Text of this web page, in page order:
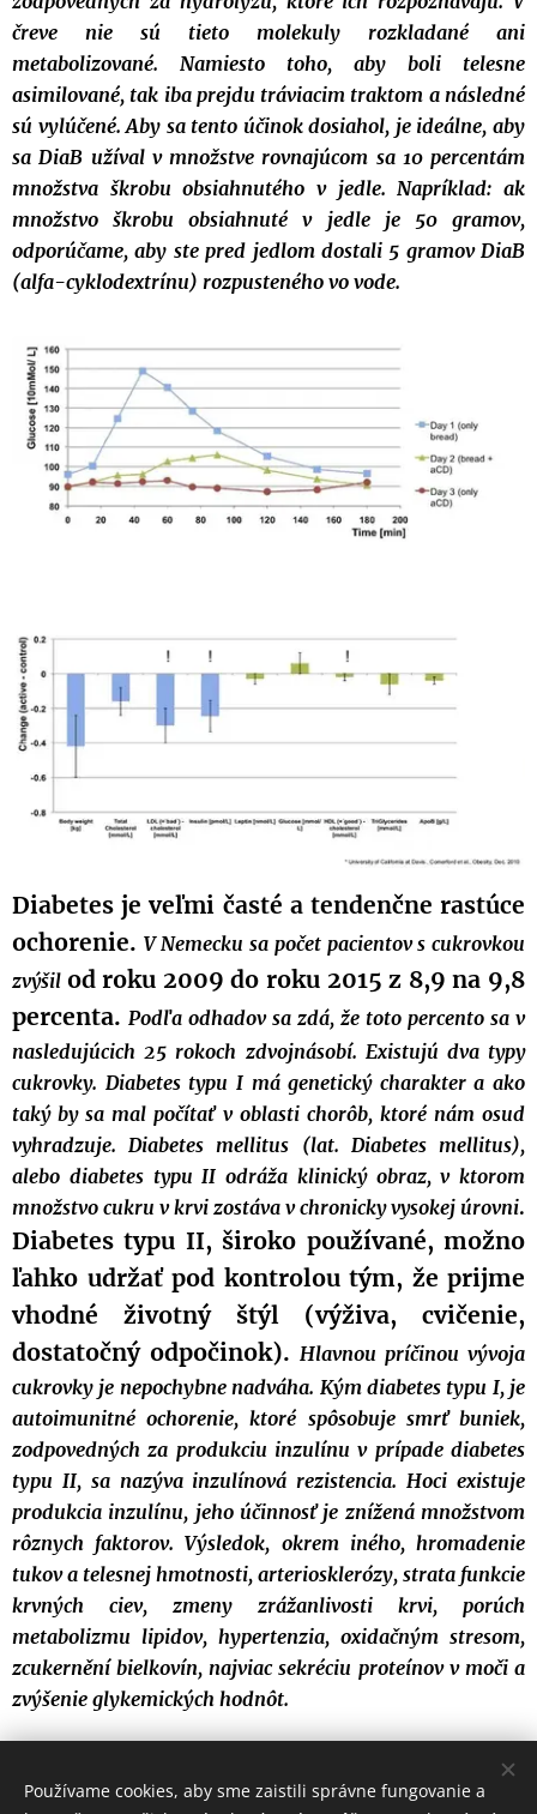
čreve nie sú tieto molekuly rozkladané ani
metabolizované. Namiesto toho, aby boli telesne
asimilované, tak iba prejdu tráviacim traktom a následné
sú vylúčené. Aby sa tento účinok dosiahol, je ideálne, aby
sa DiaB užíval v množstve rovnajúcom sa 10 percentám
množstva škrobu obsiahnutého v jedle. Napríklad: ak
množstvo škrobu obsiahnuté v jedle je 50 gramov,
odporúčame, aby ste pred jedlom dostali 5 gramov DiaB
(alfa-cyklodextrínu) rozpusteného vo vode.
Diabetes je veľmi časté a tendenčne rastúce
ochorenie. V Nemecku sa počet pacientov s cukrovkou
zvýšil od roku 2009 do roku 2015 z 8,9 na 9,8
percenta. Podľa odhadov sa zdá, že toto percento sa v
nasledujúcich 25 rokoch zdvojnásobí. Existujú dva typy
cukrovky. Diabetes typu I má genetický charakter a ako
taký by sa mal počítať v oblasti chorôb, ktoré nám osud
vyhradzuje. Diabetes mellitus (lat. Diabetes mellitus),
alebo diabetes typu II odráža klinický obraz, v ktorom
množstvo cukru v krvi zostáva v chronicky vysokej úrovni.
Diabetes typu II, široko používané, možno
ľahko udržať pod kontrolou tým, že prijme
vhodné životný štýl (výživa, cvičenie,
dostatočný odpočinok). Hlavnou príčinou vývoja
cukrovky je nepochybne nadváha. Kým diabetes typu I, je
autoimunitné ochorenie, ktoré spôsobuje smrť buniek,
zodpovedných za produkciu inzulínu v prípade diabetes
typu II, sa nazýva inzulínová rezistencia. Hoci existuje
produkcia inzulínu, jeho účinnosť je znížená množstvom
rôznych faktorov. Výsledok, okrem iného, hromadenie
tukov a telesnej hmotnosti, arteriosklerózy, strata funkcie
krvných ciev, zmeny zrážanlivosti krvi, porúch
metabolizmu lipidov, hypertenzia, oxidačným stresom,
zcukernění bielkovín, najviac sekréciu proteínov v moči a
zvýšenie glykemických hodnôt.
Palforess Tutti i diritti riservati 2017
Používame cookies, aby sme zaistili správne fungovanie a